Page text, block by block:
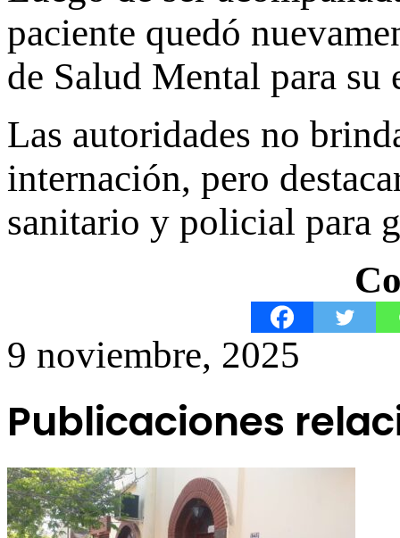
paciente quedó
de Salud Mental para
Las autoridades no
internación, pero
sanitario y policial para
9 noviembre, 2025
Publicaciones